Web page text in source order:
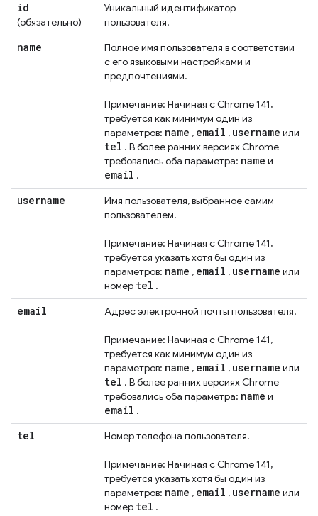
id
(обязательно)
Уникальный идентификатор
пользователя.
name
Полное имя пользователя в соответствии
с его языковыми настройками и
предпочтениями.
Примечание: Начиная с Chrome 141,
требуется как минимум один из
параметров: name , email , username или
tel . В более ранних версиях Chrome
требовались оба параметра: name и
email .
username
Имя пользователя, выбранное самим
пользователем.
Примечание: Начиная с Chrome 141,
требуется указать хотя бы один из
параметров: name , email , username или
номер tel .
email Адрес электронной почты пользователя.
Примечание: Начиная с Chrome 141,
требуется как минимум один из
параметров: name , email , username или
tel . В более ранних версиях Chrome
требовались оба параметра: name и
email .
tel Номер телефона пользователя.
Примечание: Начиная с Chrome 141,
требуется указать хотя бы один из
параметров: name , email , username или
номер tel .